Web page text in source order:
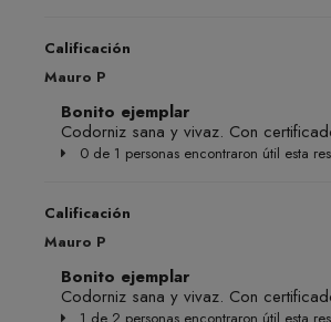
Calificación
Mauro P
Bonito ejemplar
Codorniz sana y vivaz. Con
0 de 1 personas encontraron útil esta
Calificación
Mauro P
Bonito ejemplar
Codorniz sana y vivaz. Con